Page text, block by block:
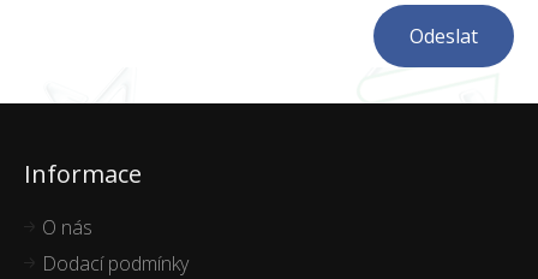
Odeslat
Informace
O nás
Dodací podmínky